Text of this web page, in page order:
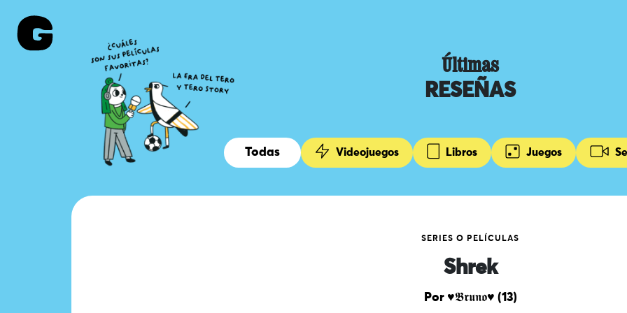
Últimas
RESEÑAS
Todas Videojuegos Libros Juegos
SERIES O PELÍCULAS
Shrek
Por ♥︎𝕭𝖗𝖚𝖓𝖔♥︎ (13)